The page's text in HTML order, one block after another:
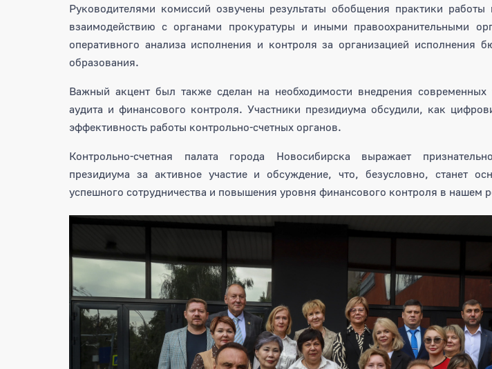
Руководителями комиссий озвучены результаты обобщения практики
взаимодействию с органами прокуратуры и иными правоохранительными
оперативного анализа исполнения и контроля за организацией исполнения
образования.
Важный акцент был также сделан на необходимости внедрения современных
аудита и финансового контроля. Участники президиума обсудили, как
эффективность работы контрольно-счетных органов.
Контрольно-счетная палата города Новосибирска выражает
президиума за активное участие и обсуждение, что, безусловно, станет
успешного сотрудничества и повышения уровня финансового контроля в нашем